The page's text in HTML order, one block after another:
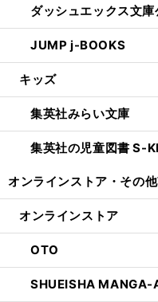
ダッシュエックス文庫
JUMP j-BOOKS
キッズ
集英社みらい文庫
集英社の児童図書 S-
オンラインストア・ その
オンラインストア
OTO
SHUEISHA MANGA-